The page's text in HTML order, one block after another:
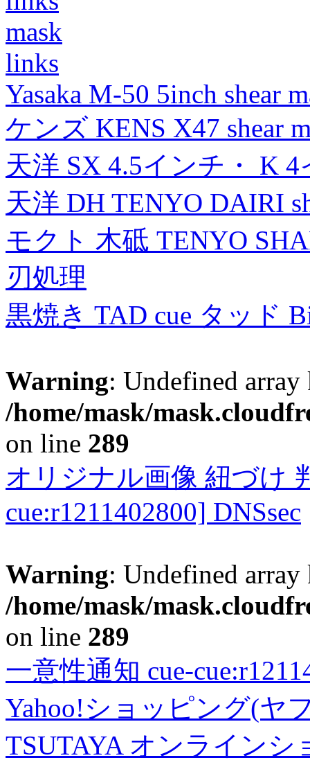
mask
links
Yasaka M-50 5inch shear
ケンズ KENS X47 shear
天洋 SX 4.5インチ・ K
天洋 DH TENYO DAIRI
モクト 木砥 TENYO
刃処理
黒焼き TAD cue タッド
Warning: Undefined
/home/mask/
on line 289
オリジナル画像 紐づけ
cue:r1211402800] DNSsec
Warning: Undefined
/home/mask/
on line 289
一意性通知 cue-
Yahoo!ショッピング(ヤ
TSUTAYA オンラインシ